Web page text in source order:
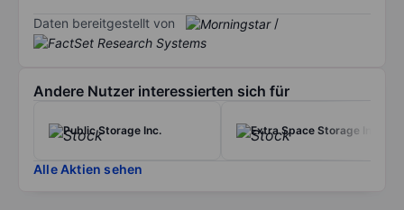
Daten bereitgestellt von /
Andere Nutzer interessierten sich für
Public Storage Inc. Extra Space Storage Inc.
Alle Aktien sehen